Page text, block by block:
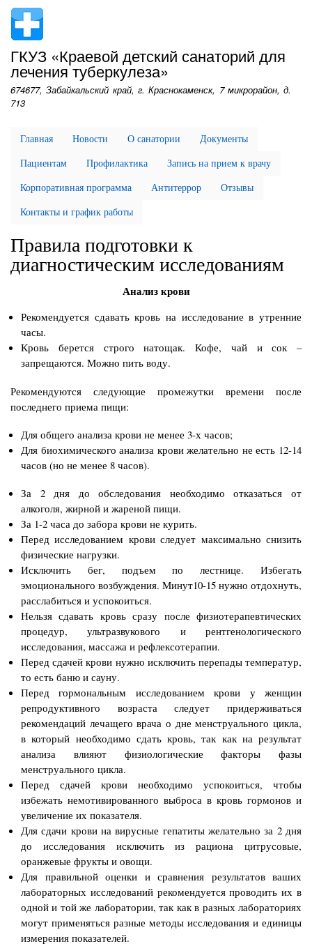
содержанию
ГКУЗ «Краевой детский санаторий для
лечения туберкулеза»
674677, Забайкальский край, г. Краснокаменск, 7 микрорайон, д.
713
Главная Новости О санатории
Документы
Пациентам
Профилактика
Запись на прием к врачу
Корпоративная программа
Антитеррор
Отзывы
Контакты и график работы
Правила подготовки к
диагностическим исследованиям
Анализ крови
Рекомендуется сдавать кровь на исследование в утренние
часы.
Кровь берется строго натощак. Кофе, чай и сок –
запрещаются. Можно пить воду.
Рекомендуются следующие промежутки времени после
последнего приема пищи:
Для общего анализа крови не менее 3-х часов;
Для биохимического анализа крови желательно не есть 12-14
часов (но не менее 8 часов).
За 2 дня до обследования необходимо отказаться от
алкоголя, жирной и жареной пищи.
За 1-2 часа до забора крови не курить.
Перед исследованием крови следует максимально снизить
физические нагрузки.
Исключить бег, подъем по лестнице. Избегать
эмоционального возбуждения. Минут10-15 нужно отдохнуть,
расслабиться и успокоиться.
Нельзя сдавать кровь сразу после физиотерапевтических
процедур, ультразвукового и рентгенологического
исследования, массажа и рефлексотерапии.
Перед сдачей крови нужно исключить перепады температур,
то есть баню и сауну.
Перед гормональным исследованием крови у женщин
репродуктивного возраста следует придерживаться
рекомендаций лечащего врача о дне менструального цикла,
в который необходимо сдать кровь, так как на результат
анализа влияют физиологические факторы фазы
менструального цикла.
Перед сдачей крови необходимо успокоиться, чтобы
избежать немотивированного выброса в кровь гормонов и
увеличение их показателя.
Для сдачи крови на вирусные гепатиты желательно за 2 дня
до исследования исключить из рациона цитрусовые,
оранжевые фрукты и овощи.
Для правильной оценки и сравнения результатов ваших
лабораторных исследований рекомендуется проводить их в
одной и той же лаборатории, так как в разных лабораториях
могут применяться разные методы исследования и единицы
измерения показателей.